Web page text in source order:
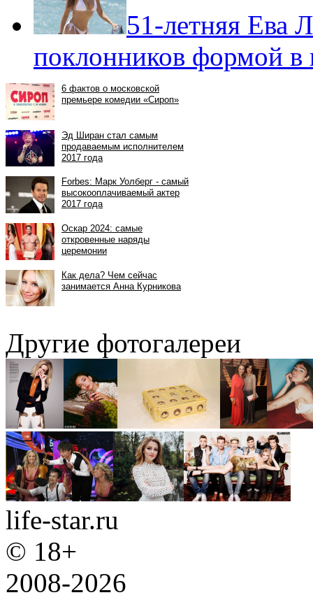
51-летняя Ева
поклонников формой
Другие фотогалереи
life-star.ru
© 18+
2008-2026